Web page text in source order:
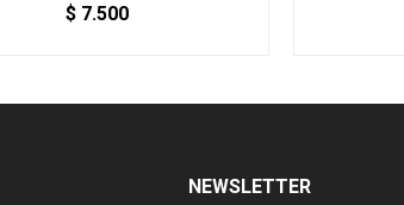
$ 7.500
NEWSLETTER